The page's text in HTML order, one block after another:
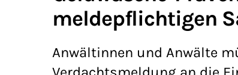
meldepflichtigen
Anwältinnen und Anwälte